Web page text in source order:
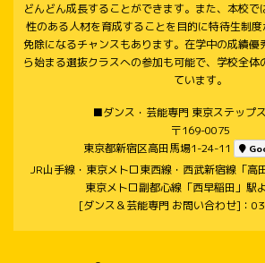
どんどん成長することができます。また、本校
性のある人材を育成することを目的に特待生制
免除になるチャンスもあります。在学中の成績優
ら始まる選抜クラスへの参加も可能で、学校全体
ています。
■ダンス・芸能専門 東京ステップ
〒169-0075
東京都新宿区高田馬場1-24-11
JR山手線・東京メトロ東西線・西武新宿線「高
東京メトロ副都心線「西早稲田」駅
[ダンス＆芸能専門 お問い合わせ]：